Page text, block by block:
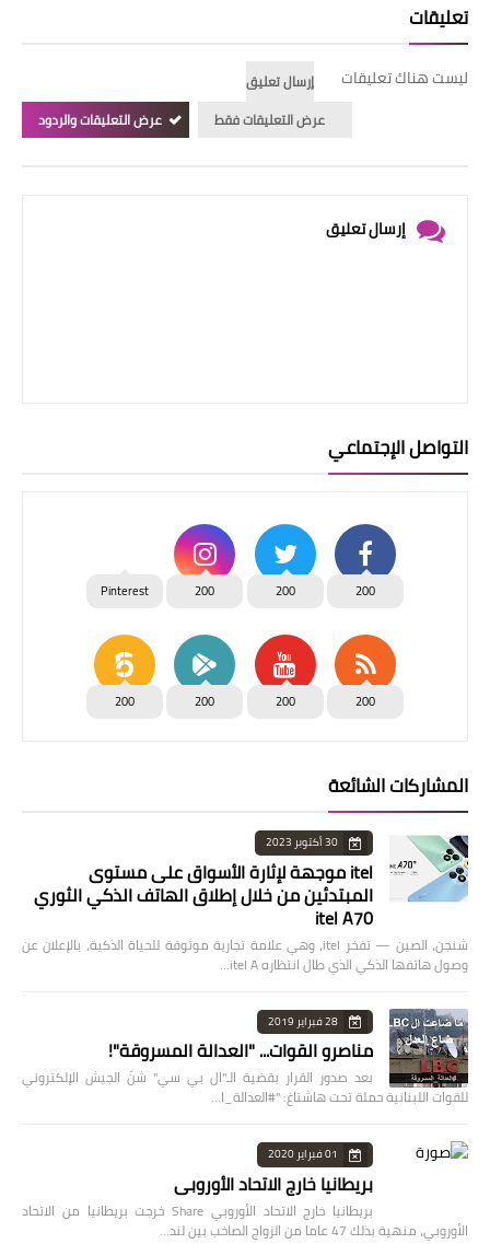
تعليقات
ليست هناك تعليقات
إرسال تعليق
عرض التعليقات فقط
عرض التعليقات والردود
إرسال تعليق
التواصل الإجتماعي
200
200
200
Pinterest
200
200
200
200
المشاركات الشائعة
30 أكتوبر 2023
itel موجهة لإثارة الأسواق على مستوى
المبتدئين من خلال إطلاق الهاتف الذكي الثوري
itel A70
شنجن، الصين — تفخر itel، وهي علامة تجارية موثوقة للحياة الذكية، بالإعلان عن
وصول هاتفها الذكي الذي طال انتظاره itel A…
28 فبراير 2019
مناصرو القوات... "العدالة المسروقة"!
بعد صدور القرار بقضية الـ"ال بي سي" شنّ الجيش الإلكتروني
للقوات اللبنانية حملة تحت هاشتاغ: "#العدالة_ا…
01 فبراير 2020
بريطانيا خارج الاتحاد الأوروبي
بريطانيا خارج الاتحاد الأوروبي Share خرجت بريطانيا من الاتحاد
الأوروبي، منهية بذلك 47 عاما من الزواج الصاخب بين لند…